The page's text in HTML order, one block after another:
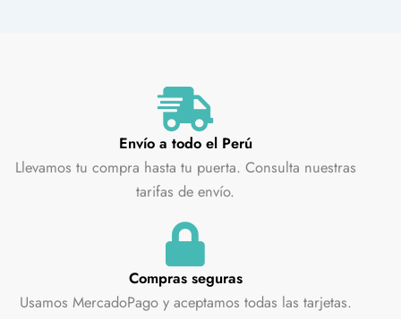
Envío a todo el Perú
Llevamos tu compra hasta tu puerta. Consulta nuestras
tarifas de envío.
Compras seguras
Usamos MercadoPago y aceptamos todas las tarjetas.